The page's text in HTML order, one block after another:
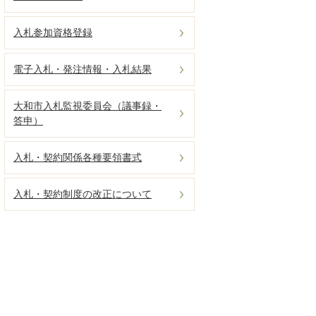
入札参加資格登録
電子入札・発注情報・入札結果
大和市入札監視委員会（議事録・
答申）
入札・契約関係各種要領書式
入札・契約制度の改正について